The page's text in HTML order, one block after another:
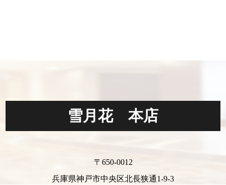
雪月花 本店
〒650-0012
兵庫県神戸市中央区北長狭通1-9-3